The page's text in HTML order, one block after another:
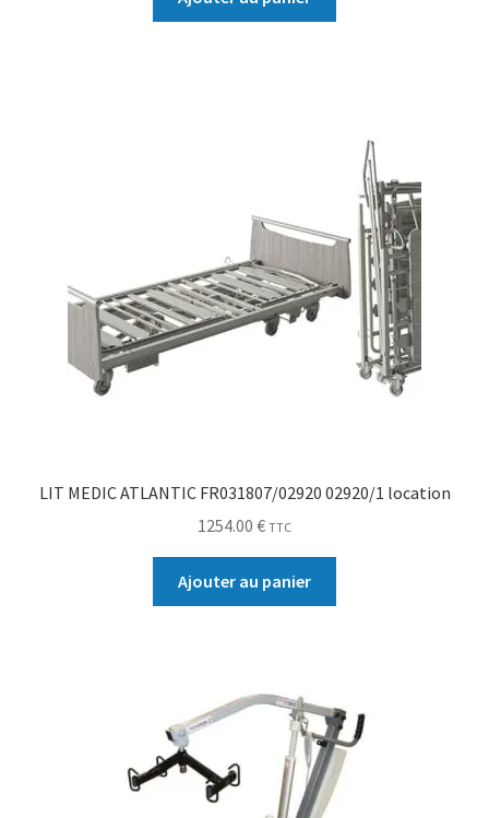
LIT MEDIC ATLANTIC FR031807/02920 02920/1 location
1254.00 € TTC
Ajouter au panier